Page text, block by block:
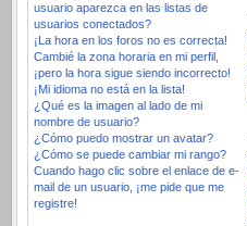
usuario aparezca en las listas de
usuarios conectados?
¡La hora en los foros no es correcta!
Cambié la zona horaria en mi perfil,
¡pero la hora sigue siendo incorrecto!
¡Mi idioma no está en la lista!
¿Qué es la imagen al lado de mi
nombre de usuario?
¿Cómo puedo mostrar un avatar?
¿Cómo se puede cambiar mi rango?
Cuando hago clic sobre el enlace de e-
mail de un usuario, ¡me pide que me
registre!